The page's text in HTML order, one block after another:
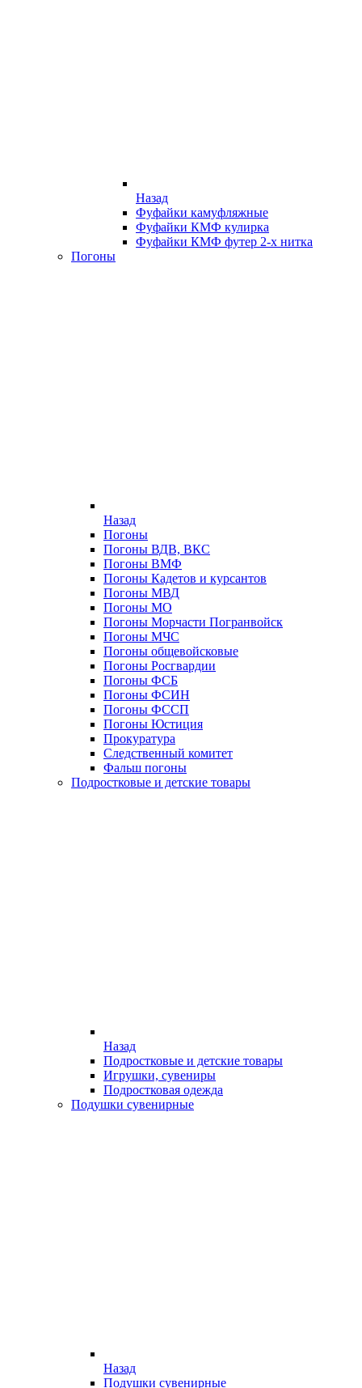
Назад
Фуфайки камуфляжные
Фуфайки КМФ кулирка
Фуфайки КМФ футер 2-х нитка
Погоны
Назад
Погоны
Погоны ВДВ, ВКС
Погоны ВМФ
Погоны Кадетов и курсантов
Погоны МВД
Погоны МО
Погоны Морчасти Погранвойск
Погоны МЧС
Погоны общевойсковые
Погоны Росгвардии
Погоны ФСБ
Погоны ФСИН
Погоны ФССП
Погоны Юстиция
Прокуратура
Следственный комитет
Фальш погоны
Подростковые и детские товары
Назад
Подростковые и детские товары
Игрушки, сувениры
Подростковая одежда
Подушки сувенирные
Назад
Подушки сувенирные